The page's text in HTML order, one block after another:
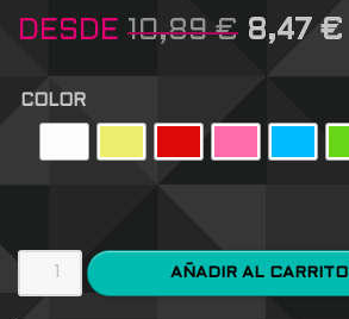
DESDE 10,89€ 8,47 €
COLOR
AÑADIR AL CARRITO